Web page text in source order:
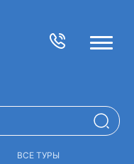
ВСЕ ТУРЫ